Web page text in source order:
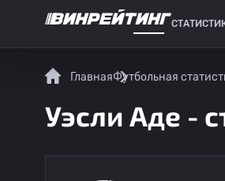
ГлавнаяФутбольная
Уэсли Аде -